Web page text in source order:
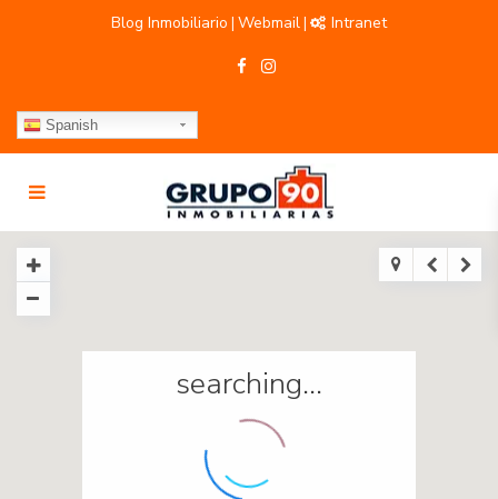
Blog Inmobiliario | Webmail| Intranet
Spanish
searching...